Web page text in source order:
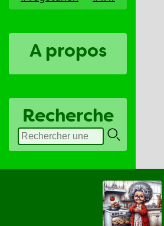
A propos
Recherche